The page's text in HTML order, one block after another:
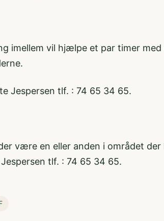
imellem vil hjælpe et par timer
Jespersen tlf. : 74 65 34 65.
være en eller anden i området
tlf. : 74 65 34 65.